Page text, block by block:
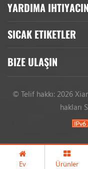
YARDIMA
SICAK ETIKETLER
BIZE ULAŞIN
© Telif hakkı: 2026
hakları
Ev Ürünler